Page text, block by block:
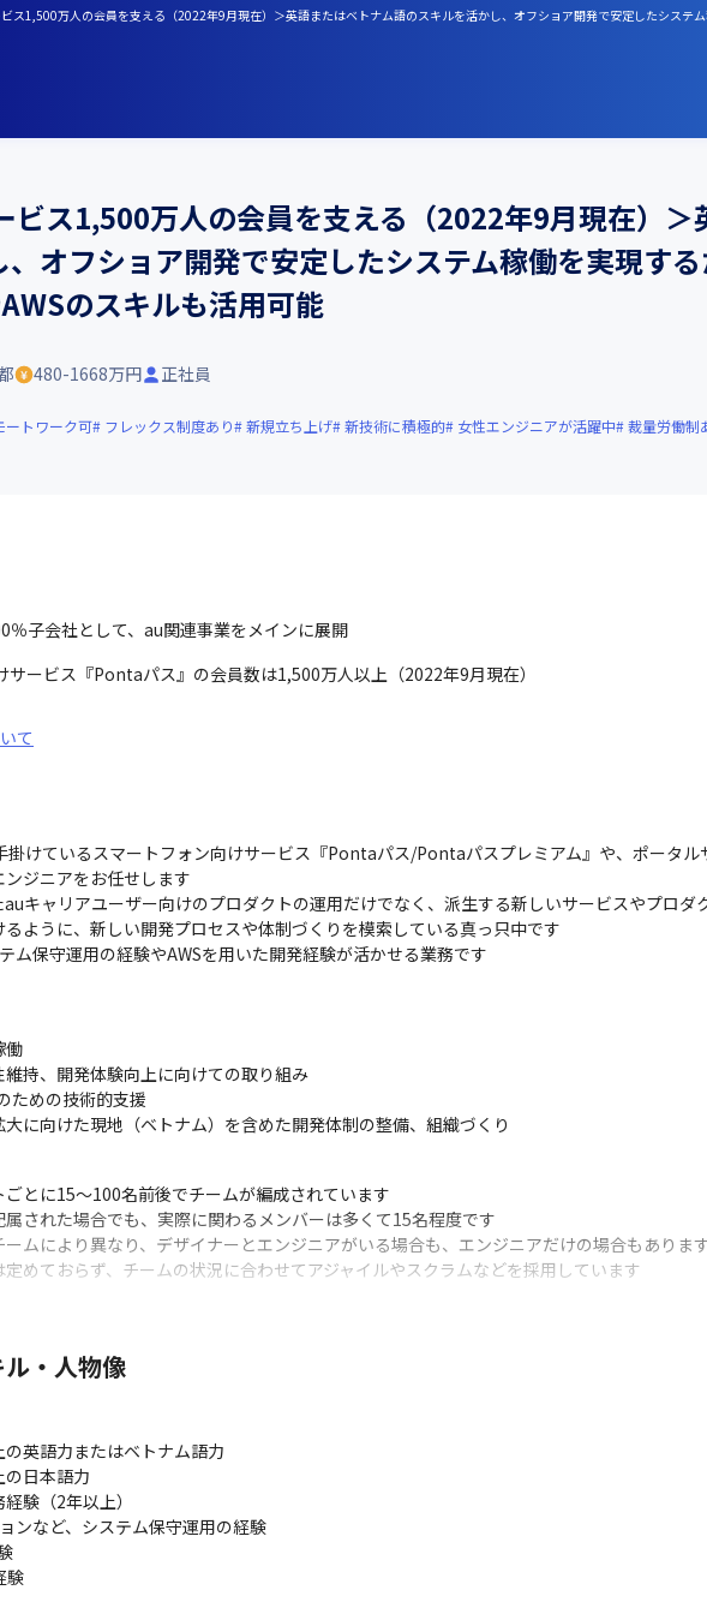
ス1,500万人の会員を支える（2022年9月現在）＞英語またはベトナム語のスキルを活かし、オフショア開発で安定したシステ
ビス1,500万人の会員を支える（2022年9月現在）＞
、オフショア開発で安定したシステム稼働を実現す
のスキルも活用可能
480-1668万円 正社員
ートワーク可 フレックス制度あり 新規立ち上げ 新技術に積極的 女性エンジニアが活躍中 裁量労働制
子会社として、au関連事業をメインに展開
ービス『Pontaパス』の会員数は1,500万人以上（2022年9月現在）
て
掛けているスマートフォン向けサービス『Pontaパス/Pontaパスプレミアム』や、ポータ
ジニアをお任せします
auキャリアユーザー向けのプロダクトの運用だけでなく、派生する新しいサービスやプロ
ように、新しい開発プロセスや体制づくりを模索している真っ只中です
ム保守運用の経験やAWSを用いた開発経験が活かせる業務です
働
維持、開発体験向上に向けての取り組み
ための技術的支援
大に向けた現地（ベトナム）を含めた開発体制の整備、組織づくり
ごとに15～100名前後でチームが編成されています
属された場合でも、実際に関わるメンバーは多くて15名程度です
ームにより異なり、デザイナーとエンジニアがいる場合も、エンジニアだけの場合もありま
定めておらず、チームの状況に合わせてアジャイルやスクラムなどを採用しています
リモートワークを行っているため、文面でのコミュニケーションにはSlack、音声でのコ
います
チームが多く、そこでタスクやスケジュールの確認も行っています
選定やツール選定なども行っています
ロダクトのチームや、スキルのマッチするプロダクトのチームにアサインします
力
の開発組織を引っ張るコアメンバーになれる環境です
・人物像
の英語力またはベトナム語力
の日本語力
験（2年以上）
ンなど、システム保守運用の経験
験